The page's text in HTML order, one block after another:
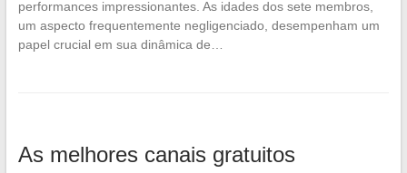
performances impressionantes. As idades dos sete membros,
um aspecto frequentemente negligenciado, desempenham um
papel crucial em sua dinâmica de…
As melhores canais gratuitos